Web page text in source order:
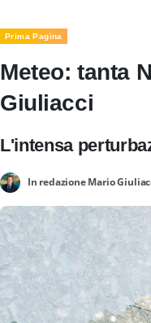
Prima Pagina
Meteo: tanta
Giuliacci
L'intensa
In redazione Mario